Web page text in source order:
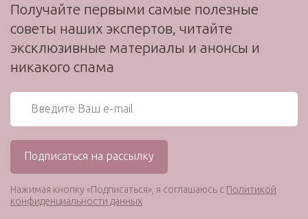
Получайте первыми самые полезные
советы наших экспертов, читайте
эксклюзивные материалы и анонсы и
никакого спама
Нажимая кнопку «Подписаться», я соглашаюсь с Политикой
конфиденциальности данных